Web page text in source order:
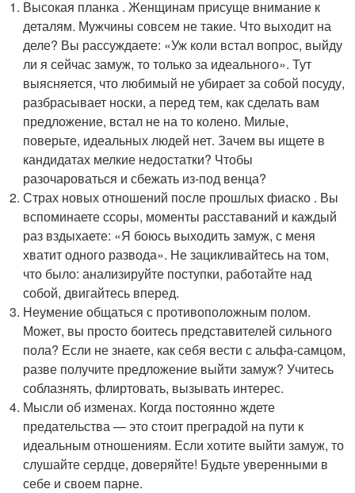
Высокая планка . Женщинам присуще внимание к
деталям. Мужчины совсем не такие. Что выходит на
деле? Вы рассуждаете: «Уж коли встал вопрос, выйду
ли я сейчас замуж, то только за идеального». Тут
выясняется, что любимый не убирает за собой посуду,
разбрасывает носки, а перед тем, как сделать вам
предложение, встал не на то колено. Милые,
поверьте, идеальных людей нет. Зачем вы ищете в
кандидатах мелкие недостатки? Чтобы
разочароваться и сбежать из-под венца?
Страх новых отношений после прошлых фиаско . Вы
вспоминаете ссоры, моменты расставаний и каждый
раз вздыхаете: «Я боюсь выходить замуж, с меня
хватит одного развода». Не зацикливайтесь на том,
что было: анализируйте поступки, работайте над
собой, двигайтесь вперед.
Неумение общаться с противоположным полом.
Может, вы просто боитесь представителей сильного
пола? Если не знаете, как себя вести с альфа-самцом,
разве получите предложение выйти замуж? Учитесь
соблазнять, флиртовать, вызывать интерес.
Мысли об изменах. Когда постоянно ждете
предательства — это стоит преградой на пути к
идеальным отношениям. Если хотите выйти замуж, то
слушайте сердце, доверяйте! Будьте уверенными в
себе и своем парне.